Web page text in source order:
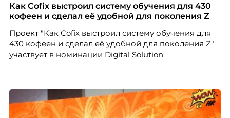
Как Cofix выстроил систему обучения для 430
кофеен и сделал её удобной для поколения Z
Проект "Как Cofix выстроил систему обучения для
430 кофеен и сделал её удобной для поколения Z"
участвует в номинации Digital Solution